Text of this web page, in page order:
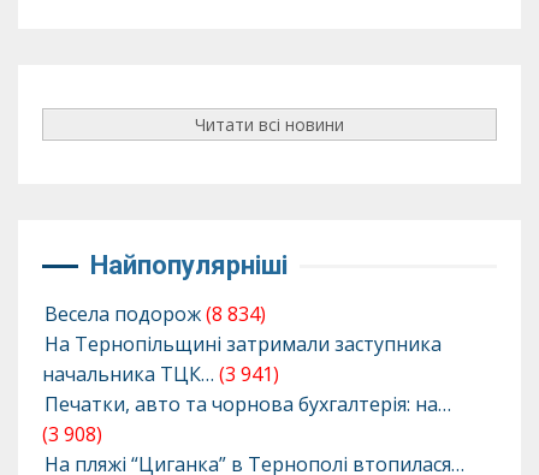
Читати всі новини
Найпопулярніші
Весела подорож(8 834)
На Тернопільщині затримали заступника
начальника ТЦК… (3 941)
Печатки, авто та чорнова бухгалтерія: на…
(3 908)
На пляжі “Циганка” в Тернополі втопилася…